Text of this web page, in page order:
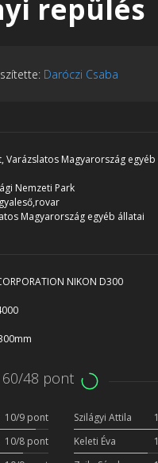
repülés
Daróczi Csaba
Varázslatos Magyarország egyéb
Nemzeti Park
Magyarország egyéb állatai
NIKON D300
60/48 pont
10/9 pont Szilágyi Attila
10/8 pont Keleti Éva